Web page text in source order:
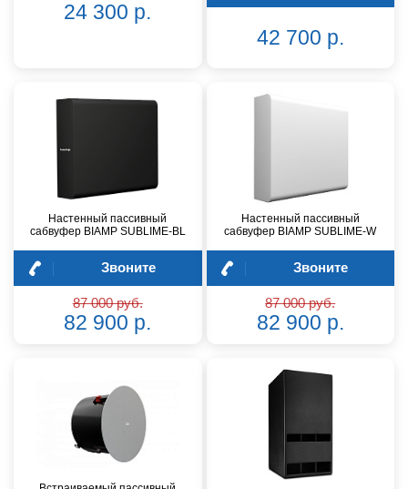
24 300 р.
42 700 р.
Настенный пассивный
сабвуфер BIAMP SUBLIME-BL
Звоните
87 000 руб.
82 900 р.
Настенный пассивный
сабвуфер BIAMP SUBLIME-W
Звоните
87 000 руб.
82 900 р.